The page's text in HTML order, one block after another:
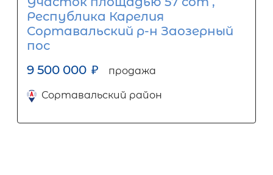
Республика Карелия
Сортавальский р-н Заозерный
пос
9 500 000 ₽ продажа
Сортавальский район